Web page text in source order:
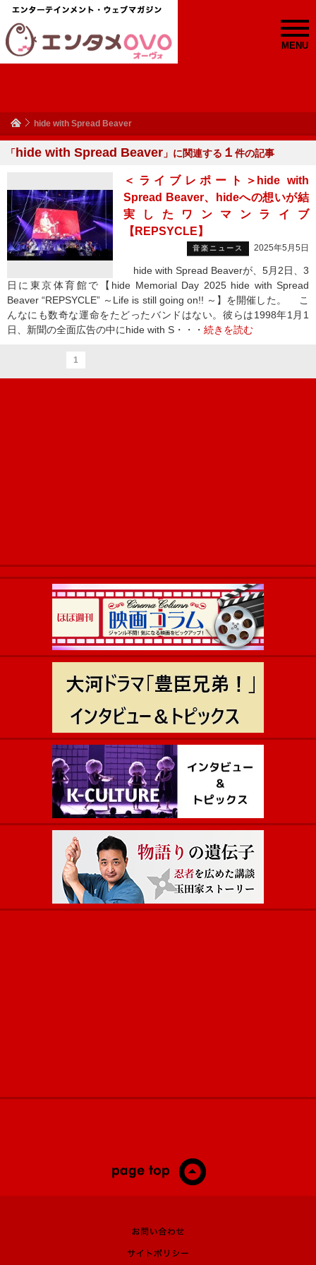
MENU
hide with Spread Beaver
「 hide with Spread Beaver 」に関連する １ 件の記事
＜ライブレポート＞hide with
Spread Beaver、hideへの想いが結
実したワンマンライブ
【REPSYCLE】
音楽ニュース 2025年5月5日
hide with Spread Beaverが、5月2日、3
日に東京体育館で【hide Memorial Day 2025 hide with Spread
Beaver “REPSYCLE” ～Life is still going on!! ～】を開催した。 こ
んなにも数奇な運命をたどったバンドはない。彼らは1998年1月1
日、新聞の全面広告の中にhide with S・・・ 続きを読む
1